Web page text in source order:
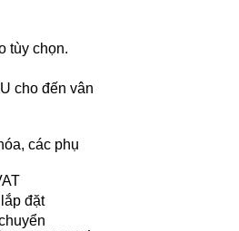
tùy chọn.
cho đến vân
các phụ
đặt